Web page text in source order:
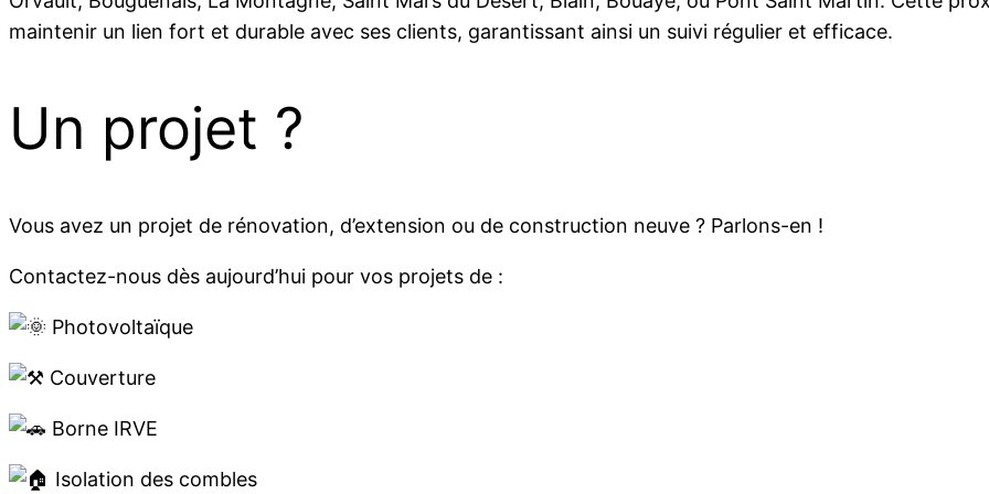
maintenir un lien fort et durable avec ses clients, garantissant ainsi un suivi régulier et efficace.
Un projet ?
Vous avez un projet de rénovation, d’extension ou de construction neuve ? Parlons-en !
Contactez-nous dès aujourd’hui pour vos projets de :
Photovoltaïque
Couverture
Borne IRVE
Isolation des combles